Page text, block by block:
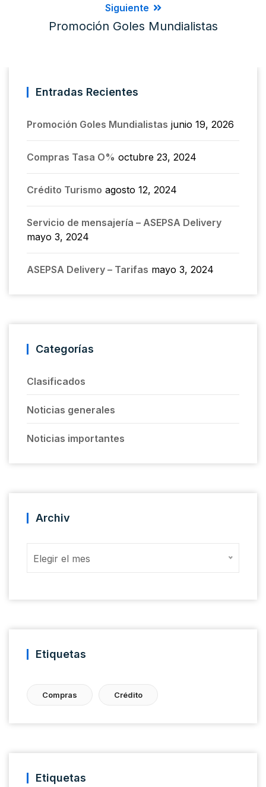
Siguiente
Promoción Goles Mundialistas
Entradas Recientes
Promoción Goles Mundialistas junio 19, 2026
Compras Tasa O% octubre 23, 2024
Crédito Turismo agosto 12, 2024
Servicio de mensajería – ASEPSA Delivery
mayo 3, 2024
ASEPSA Delivery – Tarifas mayo 3, 2024
Categorías
Clasificados
Noticias generales
Noticias importantes
Archiv
Elegir el mes
Etiquetas
Compras Crédito
Etiquetas